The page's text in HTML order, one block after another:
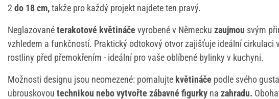
2 do 18 cm,takže pro každý projekt najdete ten pravý.
Neglazovanéterakotové květináče vyrobené v Německu zaujmou svým
vzhledem a funkčností. Praktický odtokový otvor zajišťuje ideální cirkulaci
rostliny před přemokřením - ideální pro vaše oblíbené bylinky v kuchyni.
Možnosti designu jsou neomezené: pomalujte květináče podle svého
ubrouskovou technikou nebo vytvořte zábavné figurky na zahradu.